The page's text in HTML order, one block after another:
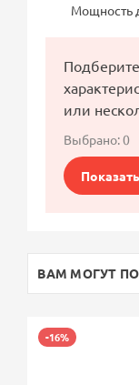
Мощность
или
Выбрано:0
Показать
ВАМ МОГУТ
-16%